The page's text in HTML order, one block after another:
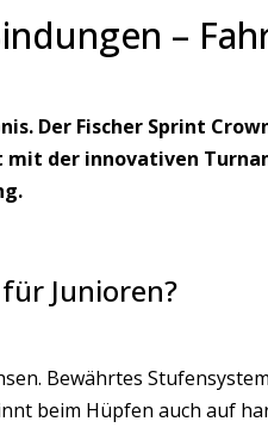
–
Der Fischer Sprint
der innovativen
Junioren?
Bewährtes
beim Hüpfen auch auf